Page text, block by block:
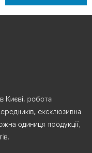
Києві, робота
ексклюзивна
одиниця продукції,